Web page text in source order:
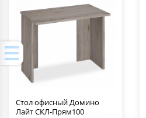
Стол офисный Домино
Лайт СКЛ-Прям100